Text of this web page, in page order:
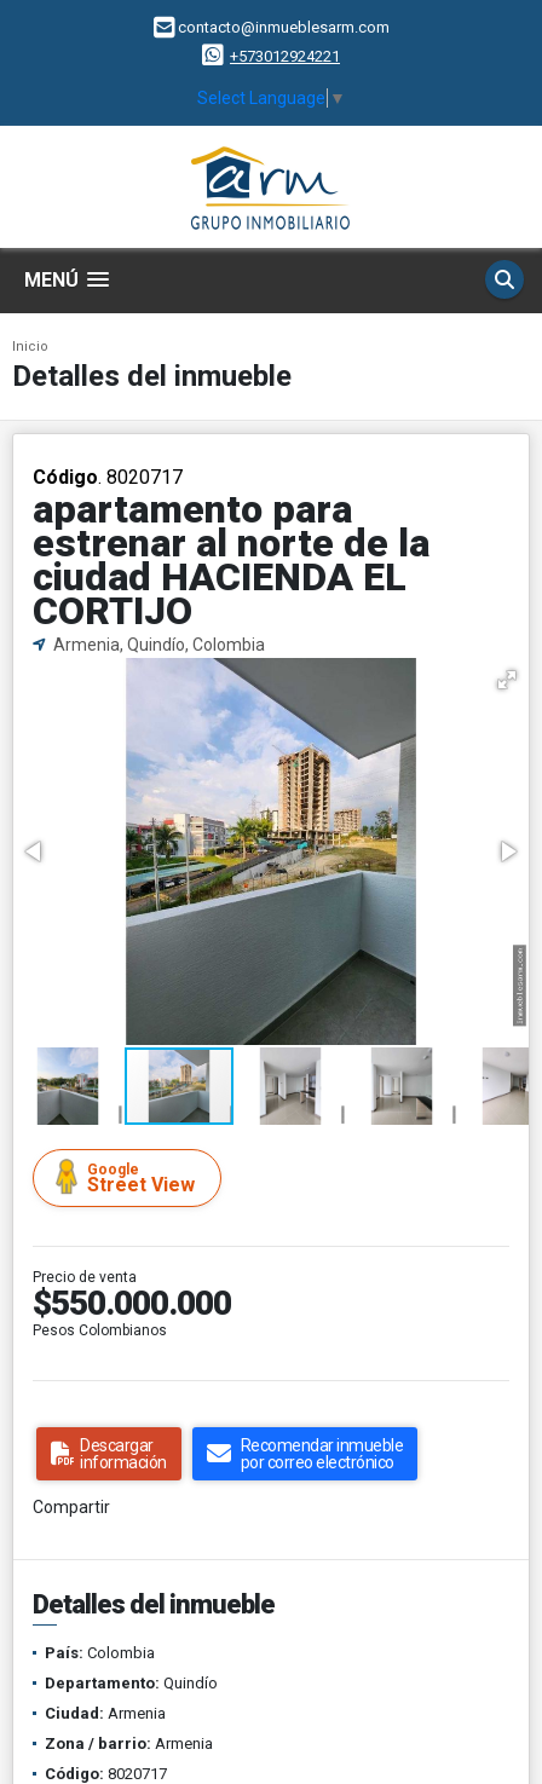
contacto@inmueblesarm.com
+573012924221
Select Language ▼
MENÚ
Inicio
Detalles del inmueble
Código. 8020717
apartamento para
estrenar al norte de la
ciudad HACIENDA EL
CORTIJO
Armenia, Quindío, Colombia
Google
Street View
Precio de venta
$550.000.000
Pesos Colombianos
Descargar
información
Recomendar inmueble
por correo electrónico
Compartir
Detalles del inmueble
País: Colombia
Departamento: Quindío
Ciudad: Armenia
Zona / barrio: Armenia
Código: 8020717